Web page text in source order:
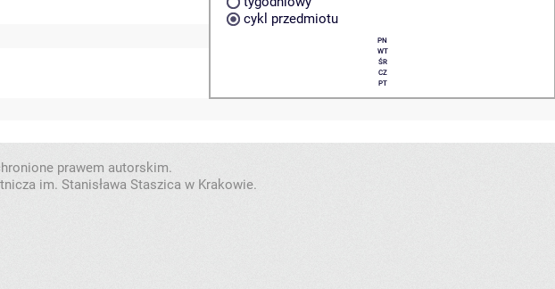
cykl przedmiotu
PN
WT
ŚR
CZ
PT
prawem autorskim.
im. Stanisława Staszica w Krakowie.